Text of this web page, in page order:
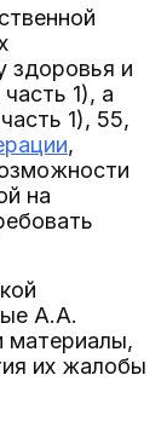
здоровья и
часть 1), а
1), 55,
,
на
А.А.
материалы,
их жалобы